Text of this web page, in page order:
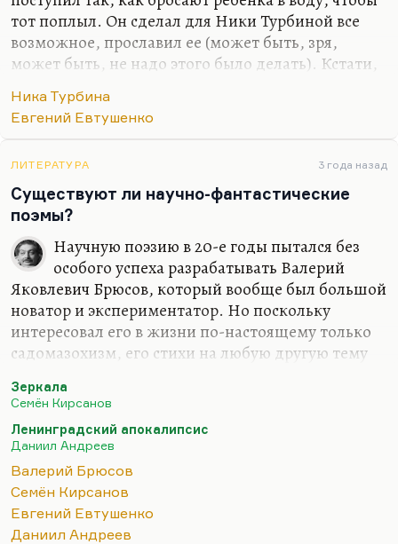
тот поплыл. Он сделал для Ники Турбиной все
возможное, прославил ее (может быть, зря,
может быть, не надо этого было делать). Кстати,
вообще были люди, ориентированные на
вундеркиндов; советская власть искала и любила
Александр Ратнер, в своей книге блистательно
доказал, что львиная доля стихов Ники написана
не ею и ее изуродовали, по сути дела, погубили
члены ее семьи (которые уж подлинно виноваты),
а потом те, кто ее спаивал, потому что никакой
толерантности к спиртному у не было. Но…
Ника Турбина
Евгений Евтушенко
ЛИТЕРАТУРА 3 года назад
Существуют ли научно-фантастические
поэмы?
Научную поэзию в 20-е годы пытался без
особого успеха разрабатывать Валерий
Яковлевич Брюсов, который вообще был большой
новатор и экспериментатор. Но поскольку
интересовал его в жизни по-настоящему только
садомазохизм, его стихи на любую другую тему
известной бессодержательностью. То ли дело
«Египетские ночи», которые он из пушкинского
наброска превратил в полновесную 6-главную
поэму.
А что касается научно-фантастической поэзии, то
здесь на память приходит прежде всего поэма
Семена Кирсанова «Зеркала». Кирсанов вообще,
Зеркала
Семён Кирсанов
Ленинградский апокалипсис
Даниил Андреев
Валерий Брюсов
Семён Кирсанов
Евгений Евтушенко
Даниил Андреев